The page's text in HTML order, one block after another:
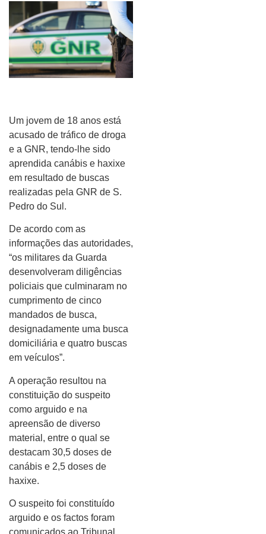
Um jovem de 18 anos está
acusado de tráfico de droga
e a GNR, tendo-lhe sido
aprendida canábis e haxixe
em resultado de buscas
realizadas pela GNR de S.
Pedro do Sul.
De acordo com as
informações das autoridades,
“os militares da Guarda
desenvolveram diligências
policiais que culminaram no
cumprimento de cinco
mandados de busca,
designadamente uma busca
domiciliária e quatro buscas
em veículos”.
A operação resultou na
constituição do suspeito
como arguido e na
apreensão de diverso
material, entre o qual se
destacam 30,5 doses de
canábis e 2,5 doses de
haxixe.
O suspeito foi constituído
arguido e os factos foram